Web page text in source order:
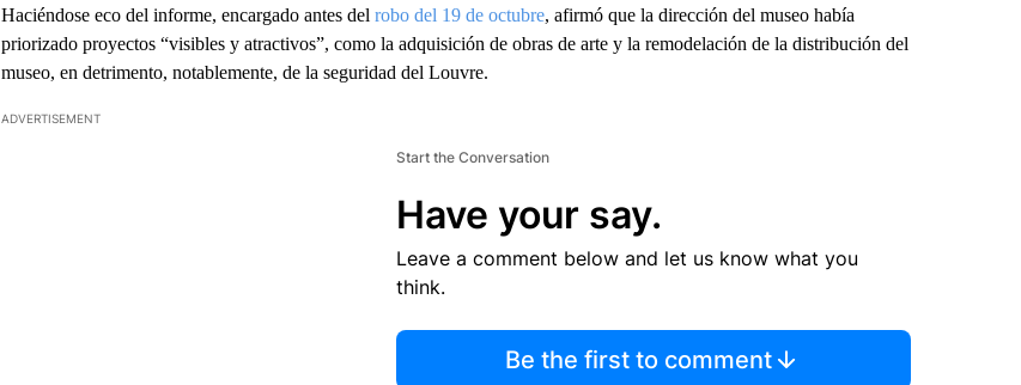
Haciéndose eco del informe, encargado antes del robo del 19 de octubre, afirmó que la dirección del museo había
priorizado proyectos “visibles y atractivos”, como la adquisición de obras de arte y la remodelación de la distribución del
museo, en detrimento, notablemente, de la seguridad del Louvre.
ADVERTISEMENT
Start the Conversation
Have your say.
Leave a comment below and let us know what you
think.
Be the first to comment